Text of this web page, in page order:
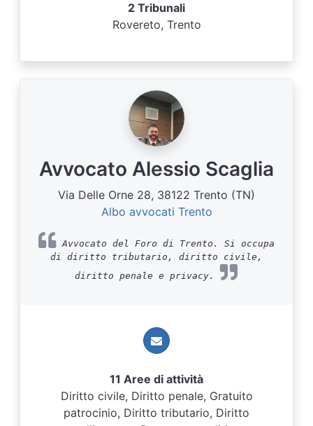
2 Tribunali
Rovereto, Trento
Avvocato Alessio Scaglia
Via Delle Orne 28, 38122 Trento (TN)
Albo avvocati Trento
Avvocato del Foro di Trento. Si occupa
di diritto tributario, diritto civile,
diritto penale e privacy.
11 Aree di attività
Diritto civile, Diritto penale, Gratuito
patrocinio, Diritto tributario, Diritto